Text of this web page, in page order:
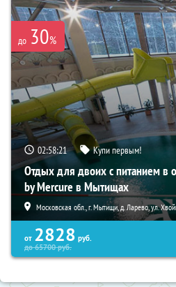
до 30%
02:58:19 Купи первым!
Отдых для двоих с питанием в
by Mercure в Мытищах
Московская обл., г. Мытищи, д. Ларево, ул.
от 2828 руб.
до65700руб.